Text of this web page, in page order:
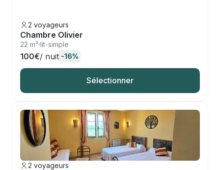
2 voyageurs
Chambre Olivier
22 m² lit-simple
100€/ nuit -16%
Sélectionner
2 voyageurs